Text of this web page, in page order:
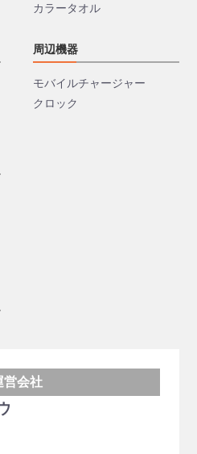
カラータオル
周辺機器
モバイルチャージャー
クロック
営会社